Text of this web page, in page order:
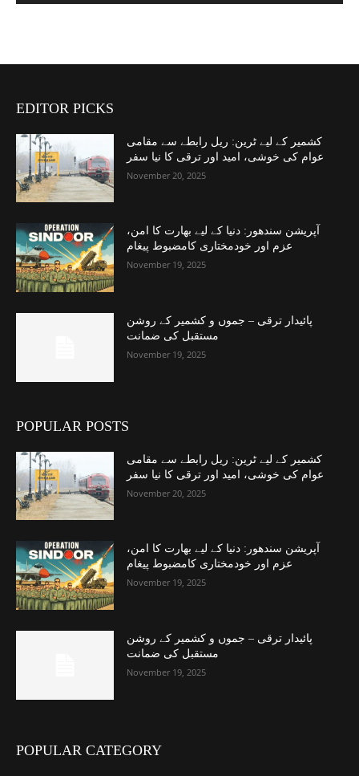
EDITOR PICKS
کشمیر کے لیے ٹرین: ریل رابطے سے مقامی
عوام کی خوشی، امید اور ترقی کا نیا سفر
November 20, 2025
آپریشن سندھور: دنیا کے لیے بھارت کا امن،
عزم اور خودمختاری کامضبوط پیغام
November 19, 2025
پائیدار ترقی – جموں و کشمیر کے روشن
مستقبل کی ضمانت
November 19, 2025
POPULAR POSTS
کشمیر کے لیے ٹرین: ریل رابطے سے مقامی
عوام کی خوشی، امید اور ترقی کا نیا سفر
November 20, 2025
آپریشن سندھور: دنیا کے لیے بھارت کا امن،
عزم اور خودمختاری کامضبوط پیغام
November 19, 2025
پائیدار ترقی – جموں و کشمیر کے روشن
مستقبل کی ضمانت
November 19, 2025
POPULAR CATEGORY